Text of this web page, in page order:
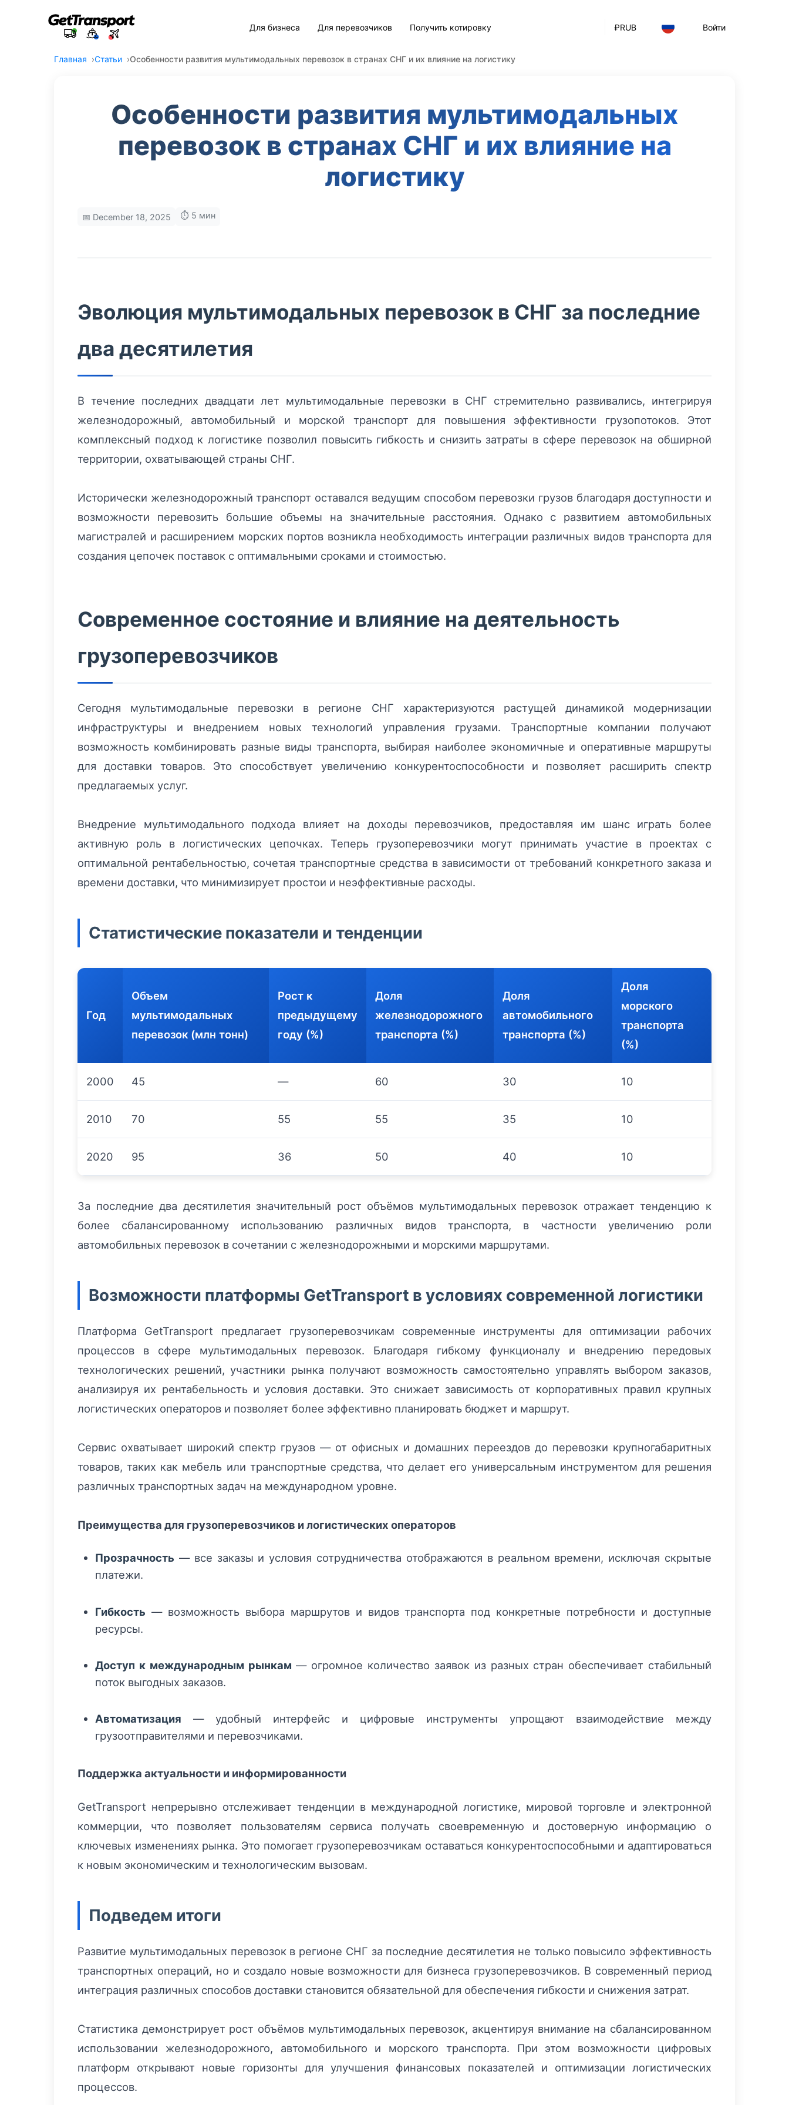
₽RUB Войти
Для бизнеса Для перевозчиков Получить котировку
Главная Статьи Особенности развития мультимодальных перевозок в странах СНГ и их влияние на логистику
Особенности развития мультимодальных
перевозок в странах СНГ и их влияние на
логистику
📅 December 18, 2025 ⏱️ 5 мин
Эволюция мультимодальных перевозок в СНГ за последние
два десятилетия
В течение последних двадцати лет мультимодальные перевозки в СНГ стремительно развивались, интегрируя
железнодорожный, автомобильный и морской транспорт для повышения эффективности грузопотоков. Этот
комплексный подход к логистике позволил повысить гибкость и снизить затраты в сфере перевозок на обширной
территории, охватывающей страны СНГ.
Исторически железнодорожный транспорт оставался ведущим способом перевозки грузов благодаря доступности и
возможности перевозить большие объемы на значительные расстояния. Однако с развитием автомобильных
магистралей и расширением морских портов возникла необходимость интеграции различных видов транспорта для
создания цепочек поставок с оптимальными сроками и стоимостью.
Современное состояние и влияние на деятельность
грузоперевозчиков
Сегодня мультимодальные перевозки в регионе СНГ характеризуются растущей динамикой модернизации
инфраструктуры и внедрением новых технологий управления грузами. Транспортные компании получают
возможность комбинировать разные виды транспорта, выбирая наиболее экономичные и оперативные маршруты
для доставки товаров. Это способствует увеличению конкурентоспособности и позволяет расширить спектр
предлагаемых услуг.
Внедрение мультимодального подхода влияет на доходы перевозчиков, предоставляя им шанс играть более
активную роль в логистических цепочках. Теперь грузоперевозчики могут принимать участие в проектах с
оптимальной рентабельностью, сочетая транспортные средства в зависимости от требований конкретного заказа и
времени доставки, что минимизирует простои и неэффективные расходы.
Статистические показатели и тенденции
Год
Объем
мультимодальных
перевозок (млн тонн)
Рост к
предыдущему
году (%)
Доля
железнодорожного
транспорта (%)
Доля
автомобильного
транспорта (%)
Доля
морского
транспорта
(%)
2000 45 — 60 30 10
2010 70 55 55 35 10
2020 95 36 50 40 10
За последние два десятилетия значительный рост объёмов мультимодальных перевозок отражает тенденцию к
более сбалансированному использованию различных видов транспорта, в частности увеличению роли
автомобильных перевозок в сочетании с железнодорожными и морскими маршрутами.
Возможности платформы GetTransport в условиях современной логистики
Платформа GetTransport предлагает грузоперевозчикам современные инструменты для оптимизации рабочих
процессов в сфере мультимодальных перевозок. Благодаря гибкому функционалу и внедрению передовых
технологических решений, участники рынка получают возможность самостоятельно управлять выбором заказов,
анализируя их рентабельность и условия доставки. Это снижает зависимость от корпоративных правил крупных
логистических операторов и позволяет более эффективно планировать бюджет и маршрут.
Сервис охватывает широкий спектр грузов — от офисных и домашних переездов до перевозки крупногабаритных
товаров, таких как мебель или транспортные средства, что делает его универсальным инструментом для решения
различных транспортных задач на международном уровне.
Преимущества для грузоперевозчиков и логистических операторов
Прозрачность — все заказы и условия сотрудничества отображаются в реальном времени, исключая скрытые
платежи.
Гибкость — возможность выбора маршрутов и видов транспорта под конкретные потребности и доступные
ресурсы.
Доступ к международным рынкам — огромное количество заявок из разных стран обеспечивает стабильный
поток выгодных заказов.
Автоматизация — удобный интерфейс и цифровые инструменты упрощают взаимодействие между
грузоотправителями и перевозчиками.
Поддержка актуальности и информированности
GetTransport непрерывно отслеживает тенденции в международной логистике, мировой торговле и электронной
коммерции, что позволяет пользователям сервиса получать своевременную и достоверную информацию о
ключевых изменениях рынка. Это помогает грузоперевозчикам оставаться конкурентоспособными и адаптироваться
к новым экономическим и технологическим вызовам.
Подведем итоги
Развитие мультимодальных перевозок в регионе СНГ за последние десятилетия не только повысило эффективность
транспортных операций, но и создало новые возможности для бизнеса грузоперевозчиков. В современный период
интеграция различных способов доставки становится обязательной для обеспечения гибкости и снижения затрат.
Статистика демонстрирует рост объёмов мультимодальных перевозок, акцентируя внимание на сбалансированном
использовании железнодорожного, автомобильного и морского транспорта. При этом возможности цифровых
платформ открывают новые горизонты для улучшения финансовых показателей и оптимизации логистических
процессов.